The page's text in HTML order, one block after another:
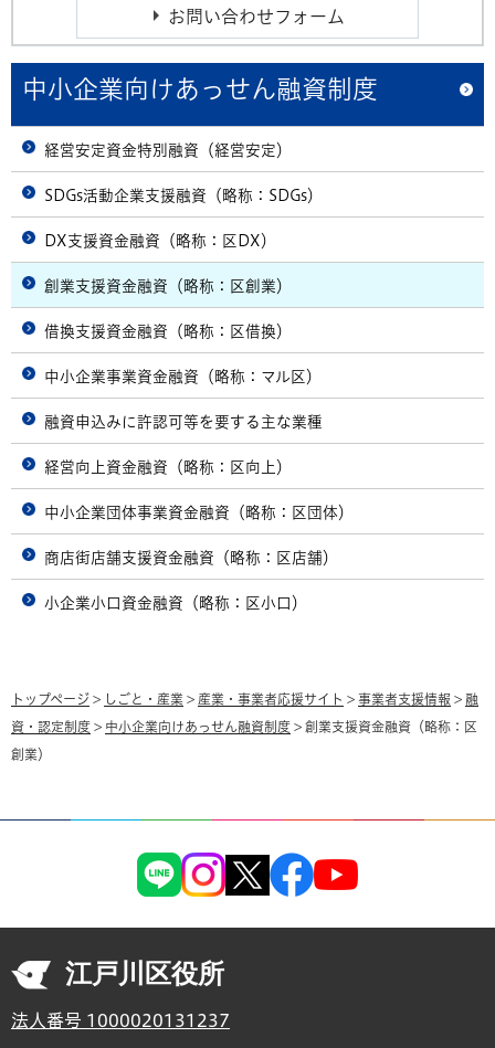
中小企業向けあっせん融資制度
経営安定資金特別融資（経営安定）
SDGs活動企業支援融資（略称：SDGs）
DX支援資金融資（略称：区DX）
創業支援資金融資（略称：区創業）
借換支援資金融資（略称：区借換）
中小企業事業資金融資（略称：マル区）
融資申込みに許認可等を要する主な業種
経営向上資金融資（略称：区向上）
中小企業団体事業資金融資（略称：区団体）
商店街店舗支援資金融資（略称：区店舗）
小企業小口資金融資（略称：区小口）
トップページ > しごと・産業 > 産業・事業者応援サイト > 事業者支援情報 > 融
資・認定制度 > 中小企業向けあっせん融資制度 > 創業支援資金融資（略称：区
創業）
江戸川区役所
法人番号 1000020131237